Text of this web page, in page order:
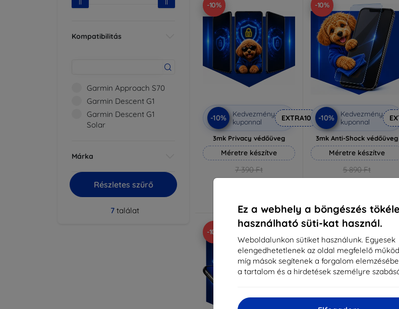
Ez a webhely a böngészés
használható süti-kat használ.
Weboldalunkon sütiket használunk. Egyesek
elengedhetetlenek az oldal megfelelő
míg mások segítenek a forgalom
a tartalom és a hirdetések személyre
Kompatibilitás
Garmin Approach S70
Garmin Descent G1
Garmin Descent G1
Solar
Márka
Részletes szűrő
7találat
-10%
-10%
Kedvezmény
kuponnal
EXTRA10
3mk Privacy védőüveg
Méretre készítve
7 390 Ft
6 651 Ft
-10%
-10%
Kedvezmény
kuponnal
3mk Anti-Shock védőüveg
Méretre készítve
5 890 Ft
5 301 Ft
-10%
Újdonság